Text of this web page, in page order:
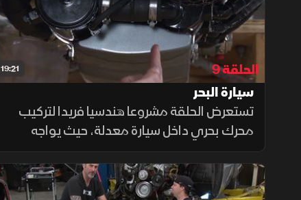
19:21
الحلقة 9
سيارة البحر
تستعرض الحلقة مشروعا هندسيا فريدا لتركيب
محرك بحري داخل سيارة معدلة، حيث يواجه
الفريق تحديات التبريد ونقل الحركة والتآكل الناتج
عن المياه المالحة وسط إصلاحات معقدة
واختبارات دقيقة لمعرفة حدود الابتكار